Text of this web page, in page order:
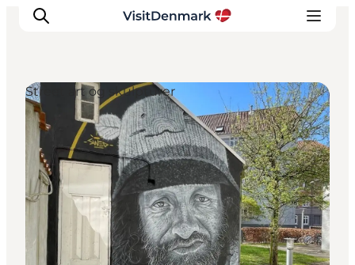
Inspiration
Destinationer
Oplevelser
Overnatning
Planlæg ferien
Street art og skulpturer